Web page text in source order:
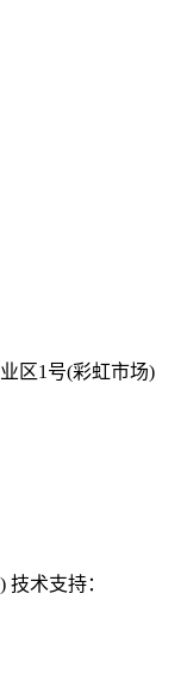
区1号(彩虹市场)
术支持：